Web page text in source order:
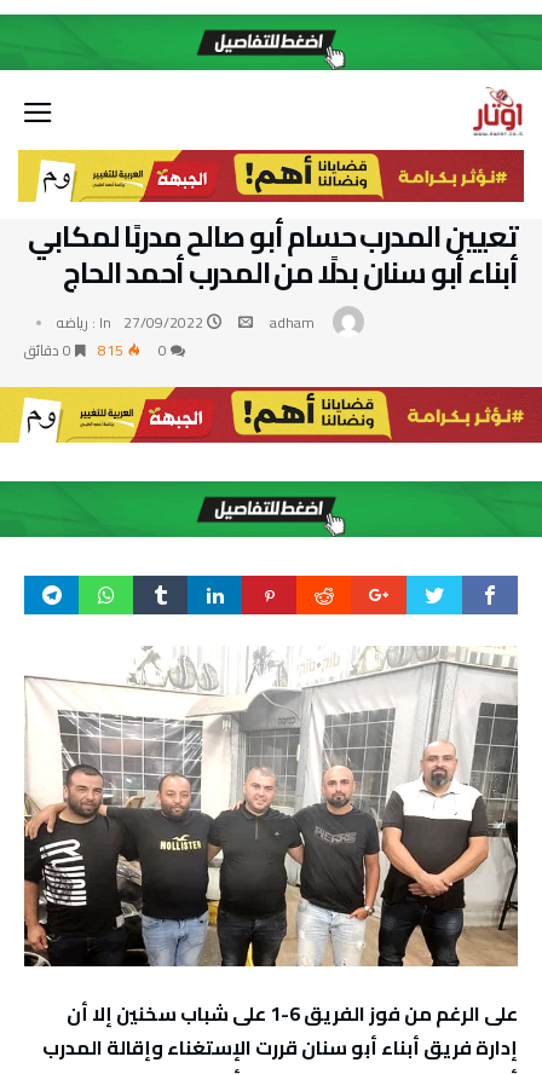
تعيين المدرب حسام أبو صالح مدربًا لمكابي
أبناء أبو سنان بدلًا من المدرب أحمد الحاج
adham
27/09/2022
In : رياضه
815 0 ‫دقائق‬
على الرغم من فوز الفريق 6-1 على شباب سخنين إلا أن
إدارة فريق أبناء أبو سنان قررت الإستغناء وإقالة المدرب